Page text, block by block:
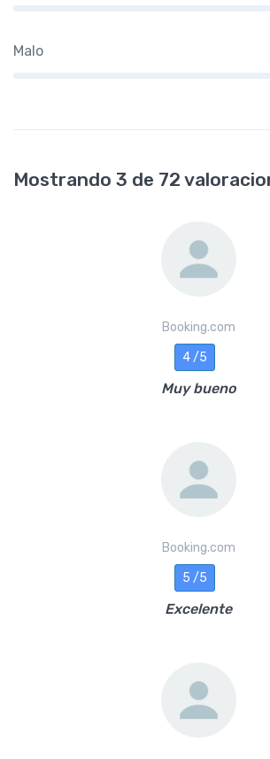
Malo
Mostrando 3 de 72
Booking.com
4 /5
Muy bueno
Booking.com
5 /5
Excelente